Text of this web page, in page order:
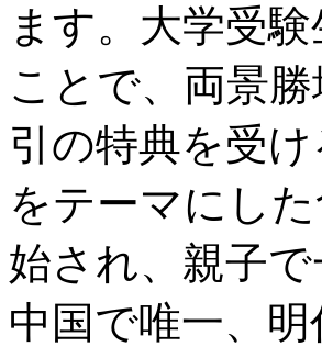
ます。大学受
ことで、両景
引の特典を受
をテーマにし
始され、親子
中国で唯一、